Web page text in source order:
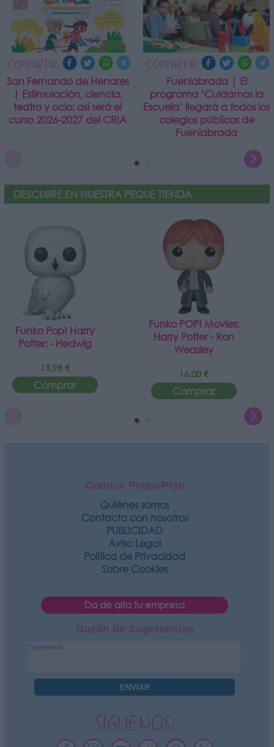
COMPARTIR:
San Fernando de Henares
| Estimulación, ciencia,
teatro y ocio: así será el
curso 2026-2027 del CRIA
COMPARTIR:
Fuenlabrada | El
programa ‘Cuidamos la
Escuela’ llegará a todos los
colegios públicos de
Fuenlabrada
DESCUBRE EN NUESTRA PEQUE TIENDA
Funko Pop! Harry
Potter: - Hedwig
15,98 €
Comprar
Funko POP! Movies:
Harry Potter - Ron
Weasley
16,00 €
Comprar
Conoce PequePlan
Quiénes somos
Contacta con nosotros
PUBLICIDAD
Aviso Legal
Política de Privacidad
Sobre Cookies
Da de alta tu empresa
Buzón de Sugerencias
SÍGUENOS: